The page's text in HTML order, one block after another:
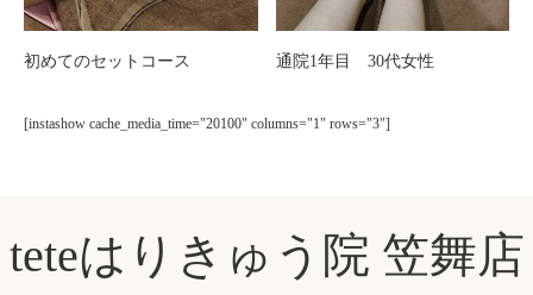
初めてのセットコース 通院1年目 30代女性
[instashow cache_media_time="20100" columns="1" rows="3"]
teteはりきゅう院 笠舞店